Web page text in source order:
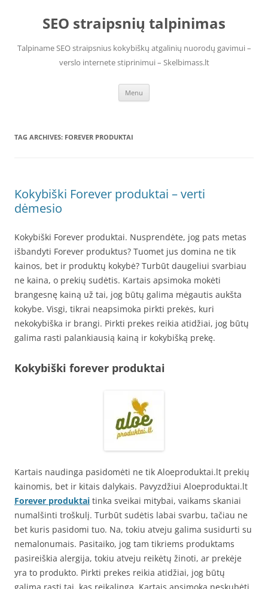
contentSEO straipsnių talpinimas
Talpiname SEO straipsnius kokybiškų atgalinių nuorodų gavimui –
verslo internete stiprinimui – Skelbimass.lt
Menu
TAG ARCHIVES: FOREVER PRODUKTAI
Kokybiški Forever produktai – verti
dėmesio
Kokybiški Forever produktai. Nusprendėte, jog pats metas
išbandyti Forever produktus? Tuomet jus domina ne tik
kainos, bet ir produktų kokybė? Turbūt daugeliui svarbiau
ne kaina, o prekių sudėtis. Kartais apsimoka mokėti
brangesnę kainą už tai, jog būtų galima mėgautis aukšta
kokybe. Visgi, tikrai neapsimoka pirkti prekės, kuri
nekokybiška ir brangi. Pirkti prekes reikia atidžiai, jog būtų
galima rasti palankiausią kainą ir kokybišką prekę.
Kokybiški forever produktai
Kartais naudinga pasidomėti ne tik Aloeproduktai.lt prekių
kainomis, bet ir kitais dalykais. Pavyzdžiui Aloeproduktai.lt
Forever produktai tinka sveikai mitybai, vaikams skaniai
numalšinti troškulį. Turbūt sudėtis labai svarbu, tačiau ne
bet kuris pasidomi tuo. Na, tokiu atveju galima susidurti su
nemalonumais. Pasitaiko, jog tam tikriems produktams
pasireiškia alergija, tokiu atveju reikėtų žinoti, ar prekėje
yra to produkto. Pirkti prekes reikia atidžiai, jog būtų